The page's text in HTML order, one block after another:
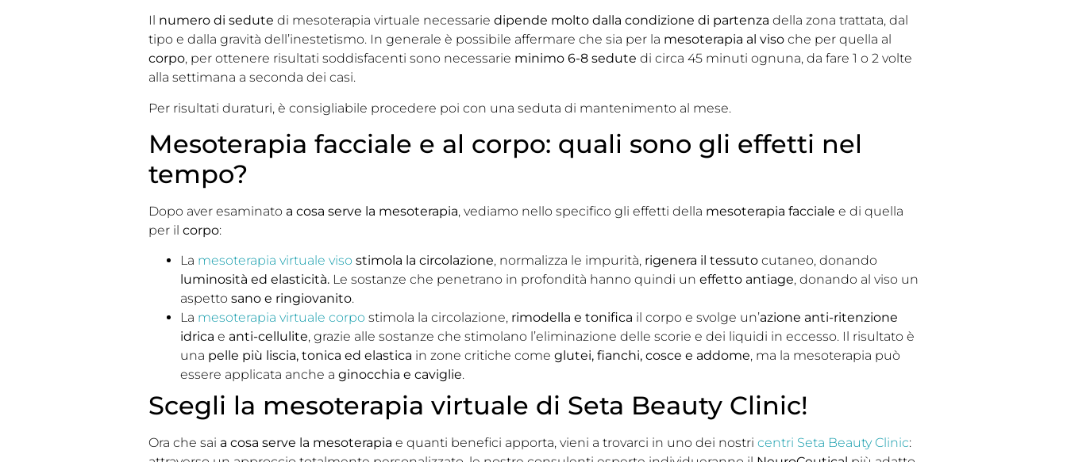
Il numero di sedute di mesoterapia virtuale necessarie dipende molto dalla condizione di partenza della zona trattata, dal
tipo e dalla gravità dell’inestetismo. In generale è possibile affermare che sia per la mesoterapia al viso che per quella al
corpo, per ottenere risultati soddisfacenti sono necessarie minimo 6-8 sedute di circa 45 minuti ognuna, da fare 1 o 2 volte
alla settimana a seconda dei casi.
Per risultati duraturi, è consigliabile procedere poi con una seduta di mantenimento al mese.
Mesoterapia facciale e al corpo: quali sono gli effetti nel
tempo?
Dopo aver esaminato a cosa serve la mesoterapia, vediamo nello specifico gli effetti della mesoterapia facciale e di quella
per il corpo:
La mesoterapia virtuale viso stimola la circolazione, normalizza le impurità, rigenera il tessuto cutaneo, donando
luminosità ed elasticità. Le sostanze che penetrano in profondità hanno quindi un effetto antiage, donando al viso un
aspetto sano e ringiovanito.
La mesoterapia virtuale corpo stimola la circolazione, rimodella e tonifica il corpo e svolge un’azione anti-ritenzione
idrica e anti-cellulite, grazie alle sostanze che stimolano l’eliminazione delle scorie e dei liquidi in eccesso. Il risultato è
una pelle più liscia, tonica ed elastica in zone critiche come glutei, fianchi, cosce e addome, ma la mesoterapia può
essere applicata anche a ginocchia e caviglie.
Scegli la mesoterapia virtuale di Seta Beauty Clinic!
Ora che sai a cosa serve la mesoterapia e quanti benefici apporta, vieni a trovarci in uno dei nostri centri Seta Beauty Clinic: